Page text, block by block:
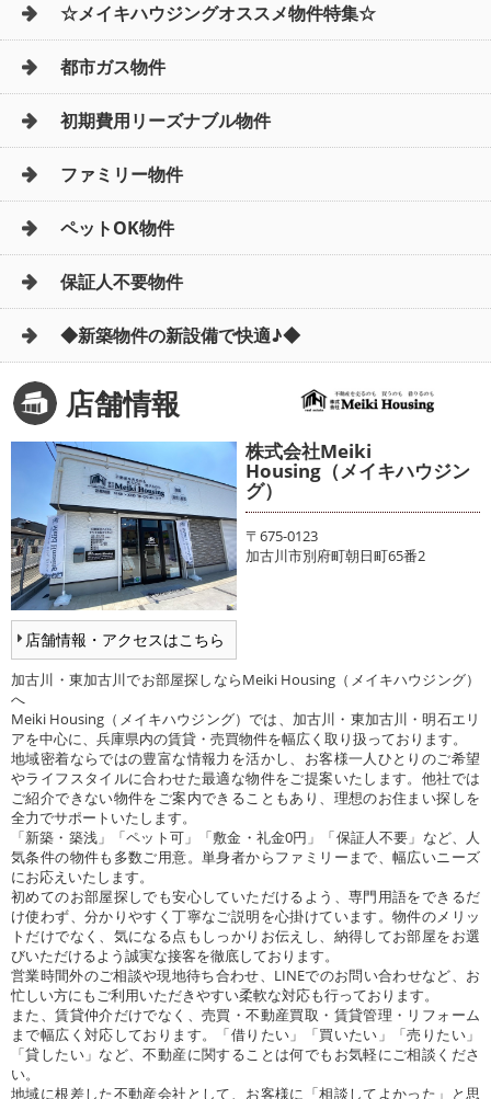
☆メイキハウジングオススメ物件特集☆
都市ガス物件
初期費用リーズナブル物件
ファミリー物件
ペットOK物件
保証人不要物件
◆新築物件の新設備で快適♪◆
店舗情報
店舗情報・アクセスはこちら
株式会社Meiki
Housing（メイキハウジン
グ）
〒675-0123
加古川市別府町朝日町65番2
加古川・東加古川でお部屋探しならMeiki Housing（メイキハウジング）
へ
Meiki Housing（メイキハウジング）では、加古川・東加古川・明石エリ
アを中心に、兵庫県内の賃貸・売買物件を幅広く取り扱っております。
地域密着ならではの豊富な情報力を活かし、お客様一人ひとりのご希望
やライフスタイルに合わせた最適な物件をご提案いたします。他社では
ご紹介できない物件をご案内できることもあり、理想のお住まい探しを
全力でサポートいたします。
「新築・築浅」「ペット可」「敷金・礼金0円」「保証人不要」など、人
気条件の物件も多数ご用意。単身者からファミリーまで、幅広いニーズ
にお応えいたします。
初めてのお部屋探しでも安心していただけるよう、専門用語をできるだ
け使わず、分かりやすく丁寧なご説明を心掛けています。物件のメリッ
トだけでなく、気になる点もしっかりお伝えし、納得してお部屋をお選
びいただけるよう誠実な接客を徹底しております。
営業時間外のご相談や現地待ち合わせ、LINEでのお問い合わせなど、お
忙しい方にもご利用いただきやすい柔軟な対応も行っております。
また、賃貸仲介だけでなく、売買・不動産買取・賃貸管理・リフォーム
まで幅広く対応しております。「借りたい」「買いたい」「売りたい」
「貸したい」など、不動産に関することは何でもお気軽にご相談くださ
い。
地域に根差した不動産会社として、お客様に「相談してよかった」と思